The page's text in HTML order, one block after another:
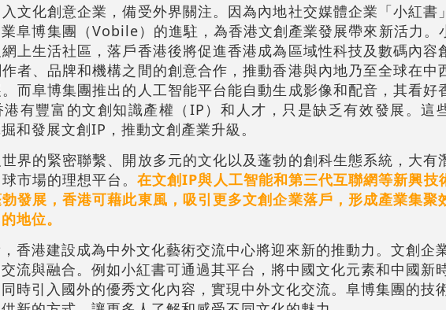
文化創意企業，備受外界關注。因為內地社交媒體企業「小紅書
阜博集團（Vobile）的進駐，為香港文創產業發展帶來新活力。
上生活社區，落戶香港後將促進香港成為區域性科技及數碼內容
者、品牌和機構之間的創意合作，推動香港與內地乃至全球在中
而阜博集團推出的人工智能平台能自動生成影像和配音，其看好
有豐富的文創知識產權（IP）和人才，只是缺乏有效發展。這
和發展文創IP，推動文創產業升級。
界的緊密聯繫、開放多元的文化以及蓬勃的創科生態系統，大有
市場的理想平台。在文創IP與人工智能和第三代互聯網等新興技
發展，香港可藉此東風，吸引更多文創企業落戶，形成產業集聚
地位。
香港建設成為中外文化藝術交流中心將迎來新的推動力。文創企
流與融合。例如小紅書可通過其平台，將中國文化元素和中國新
時引入國外的優秀文化內容，實現中外文化交流。阜博集團的技